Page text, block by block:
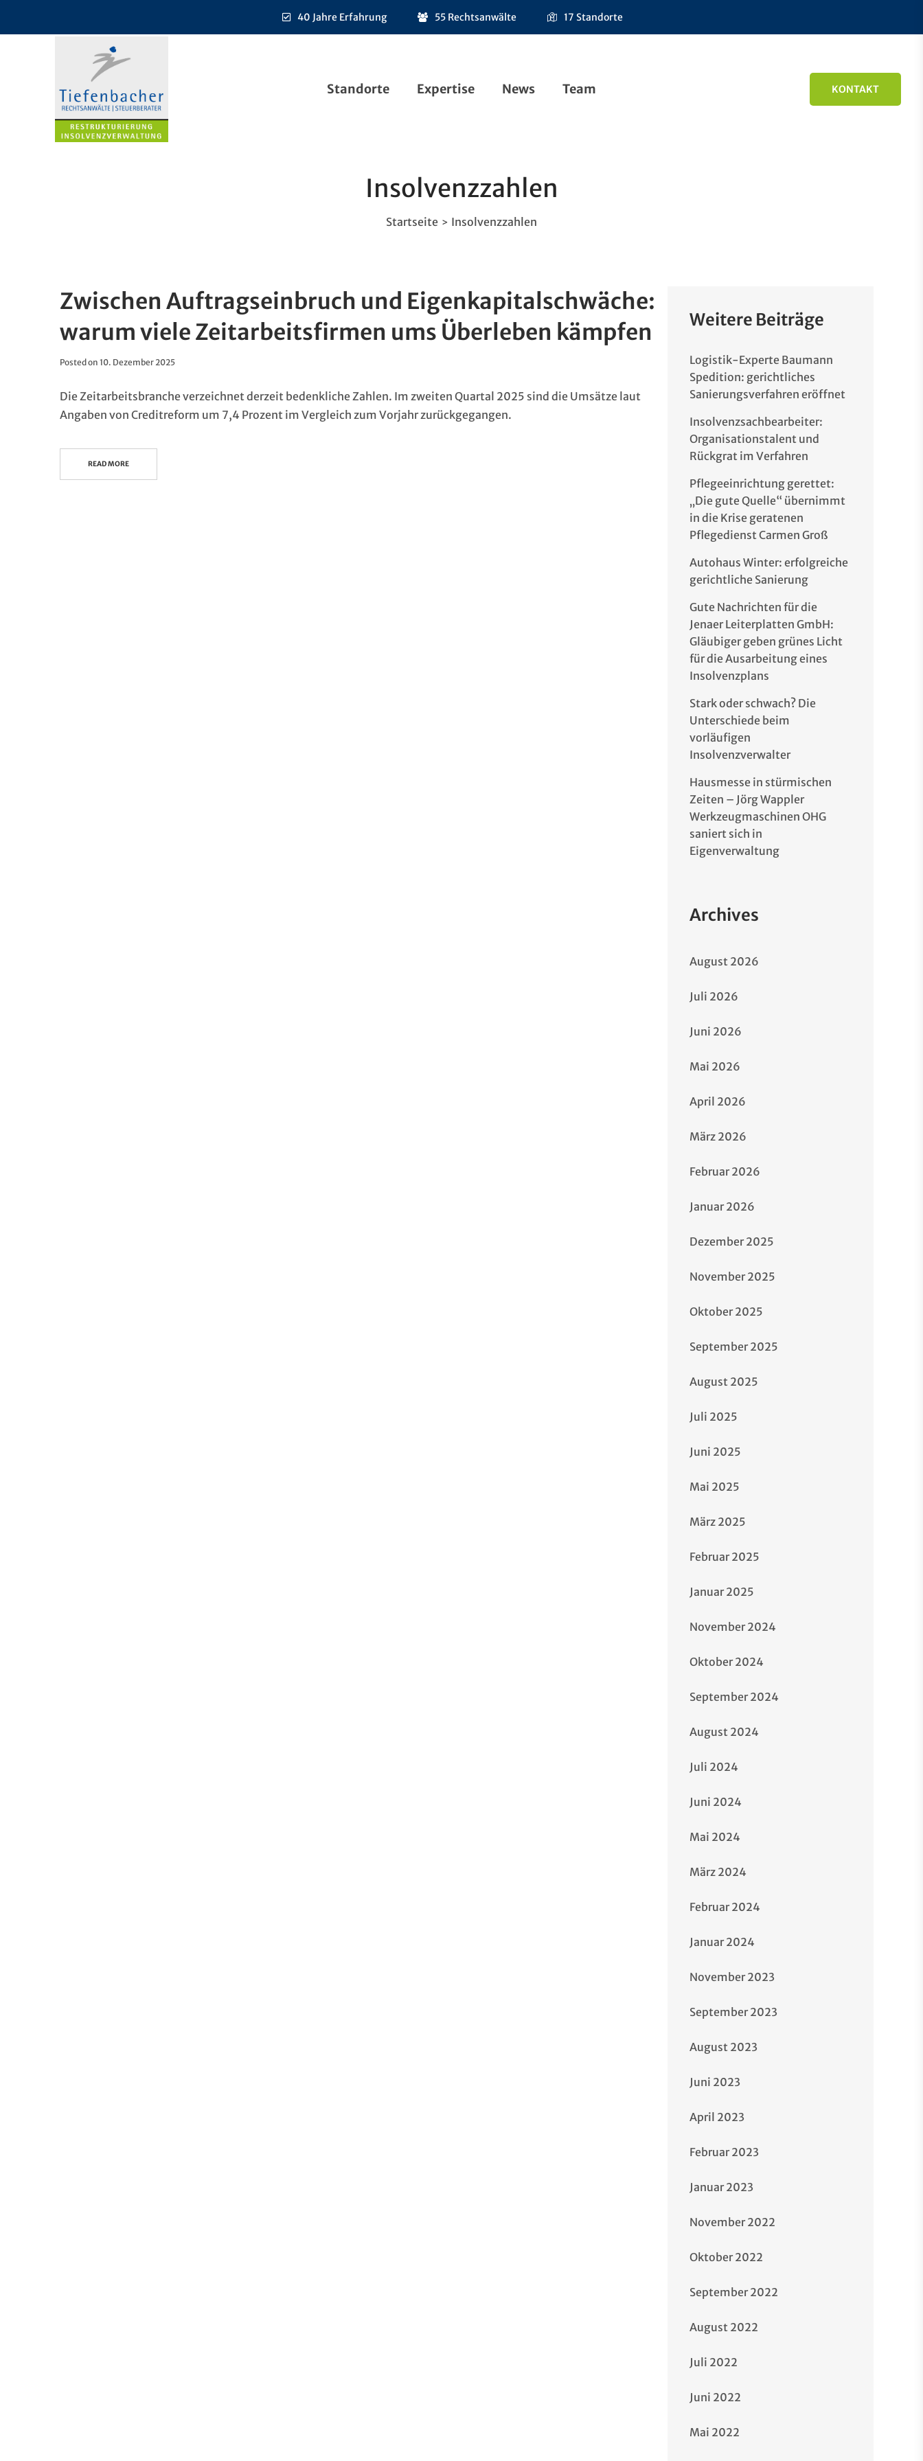
40 Jahre Erfahrung 55 Rechtsanwälte 17 Standorte
Standorte Expertise News Team KONTAKT
Insolvenzzahlen
Startseite > Insolvenzzahlen
Zwischen Auftragseinbruch und Eigenkapitalschwäche:
warum viele Zeitarbeitsfirmen ums Überleben kämpfen
Posted on 10. Dezember 2025
Die Zeitarbeitsbranche verzeichnet derzeit bedenkliche Zahlen. Im zweiten Quartal 2025 sind die Umsätze laut
Angaben von Creditreform um 7,4 Prozent im Vergleich zum Vorjahr zurückgegangen.
READ MORE
Weitere Beiträge
Logistik-Experte Baumann
Spedition: gerichtliches
Sanierungsverfahren eröffnet
Insolvenzsachbearbeiter:
Organisationstalent und
Rückgrat im Verfahren
Pflegeeinrichtung gerettet:
„Die gute Quelle“ übernimmt
in die Krise geratenen
Pflegedienst Carmen Groß
Autohaus Winter: erfolgreiche
gerichtliche Sanierung
Gute Nachrichten für die
Jenaer Leiterplatten GmbH:
Gläubiger geben grünes Licht
für die Ausarbeitung eines
Insolvenzplans
Stark oder schwach? Die
Unterschiede beim
vorläufigen
Insolvenzverwalter
Hausmesse in stürmischen
Zeiten – Jörg Wappler
Werkzeugmaschinen OHG
saniert sich in
Eigenverwaltung
Archives
August 2026
Juli 2026
Juni 2026
Mai 2026
April 2026
März 2026
Februar 2026
Januar 2026
Dezember 2025
November 2025
Oktober 2025
September 2025
August 2025
Juli 2025
Juni 2025
Mai 2025
März 2025
Februar 2025
Januar 2025
November 2024
Oktober 2024
September 2024
August 2024
Juli 2024
Juni 2024
Mai 2024
März 2024
Februar 2024
Januar 2024
November 2023
September 2023
August 2023
Juni 2023
April 2023
Februar 2023
Januar 2023
November 2022
Oktober 2022
September 2022
August 2022
Juli 2022
Juni 2022
Mai 2022